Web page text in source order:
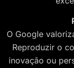
O Google
Reproduzir o
inovação ou